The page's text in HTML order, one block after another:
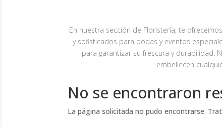
En nuestra sección de Floristería, te
y sofisticados para bodas y eventos
para garantizar su frescura y durabilidad.
embellecen
No se encontraron
La página solicitada no pudo encontrarse.